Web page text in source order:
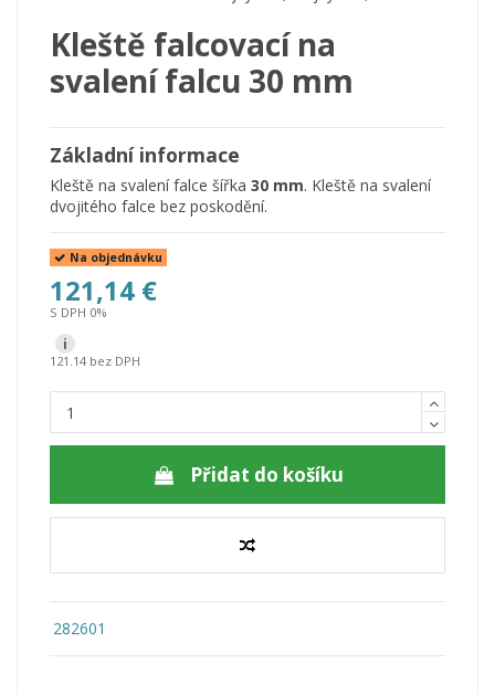
Kleště falcovací na
svalení falcu 30 mm
Základní informace
Kleště na svalení falce šířka 30 mm. Kleště na svalení
dvojitého falce bez poskodění.
Na objednávku
121,14 €
S DPH 0%
i
121.14 bez DPH
Přidat do košíku
282601